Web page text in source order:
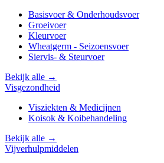
Basisvoer & Onderhoudsvoer
Groeivoer
Kleurvoer
Wheatgerm - Seizoensvoer
Siervis- & Steurvoer
Bekijk alle →
Visgezondheid
Visziekten & Medicijnen
Koisok & Koibehandeling
Bekijk alle →
Vijverhulpmiddelen